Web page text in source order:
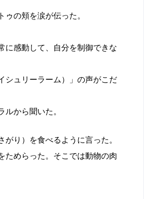
の頬を涙が伝った。
感動して、自分を制御できな
シュリーラーム）」の声がこだ
から聞いた。
り）を食べるように言った。
めらった。そこでは動物の肉